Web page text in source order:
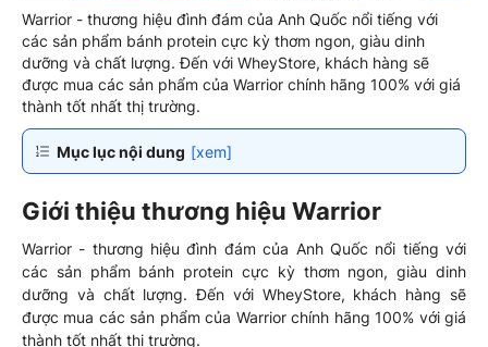
Warrior - thương hiệu đình đám của Anh Quốc nổi tiếng với
các sản phẩm bánh protein cực kỳ thơm ngon, giàu dinh
dưỡng và chất lượng. Đến với WheyStore, khách hàng sẽ
được mua các sản phẩm của Warrior chính hãng 100% với giá
thành tốt nhất thị trường.
Mục lục nội dung [xem]
Giới thiệu thương hiệu Warrior
Warrior - thương hiệu đình đám của Anh Quốc nổi tiếng với
các sản phẩm bánh protein cực kỳ thơm ngon, giàu dinh
dưỡng và chất lượng. Đến với WheyStore, khách hàng sẽ
được mua các sản phẩm của Warrior chính hãng 100% với giá
thành tốt nhất thị trường.